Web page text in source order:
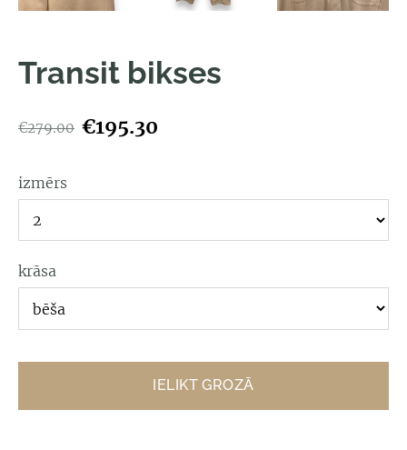
Transit bikses
€279.00 €195.30
izmērs
krāsa
IELIKT GROZĀ